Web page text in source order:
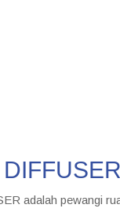
adalah pewangi